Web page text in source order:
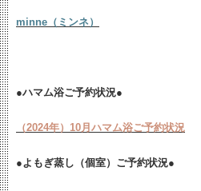
minne（ミンネ）
●ハマム浴ご予約状況●
（2024年）10月ハマム浴ご予約状況
●よもぎ蒸し（個室）ご予約状況●